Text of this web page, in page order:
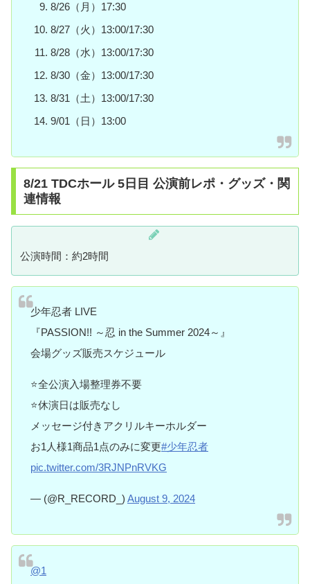
8/26（月）17:30
8/27（火）13:00/17:30
8/28（水）13:00/17:30
8/30（金）13:00/17:30
8/31（土）13:00/17:30
9/01（日）13:00
8/21 TDCホール 5日目 公演前レポ・グッズ・関
連情報
公演時間：約2時間
少年忍者 LIVE
『PASSION!! ～忍 in the Summer 2024～』
会場グッズ販売スケジュール
⭐️全公演入場整理券不要
⭐️休演日は販売なし
メッセージ付きアクリルキーホルダー
お1人様1商品1点のみに変更#少年忍者
pic.twitter.com/3RJNPnRVKG
— (@R_RECORD_) August 9, 2024
@1